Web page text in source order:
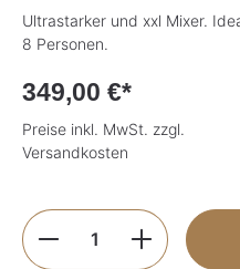
Ultrastarker und xxl Mixer.
8 Personen.
349,00 €*
Preise inkl. MwSt. zzgl.
Versandkosten
Produkt Anzahl: